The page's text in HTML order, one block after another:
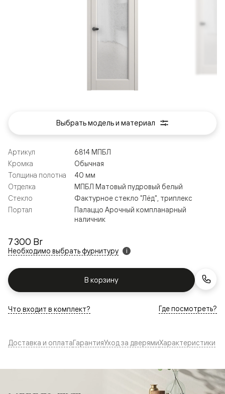
7 300 Br
Необходимо выбрать фурнитуру i
В корзину
Артикул
6814 МПБЛ
Кромка
Обычная
Толщина полотна
40 мм
Отделка
МПБЛ Матовый пудровый белый
Стекло
Фактурное стекло "Лёд", триплекс
Портал
Палаццо Арочный компланарный
наличник
Что входит в комплект? Где посмотреть?
Выбрать модель и материал
Доставка и оплатаГарантияУход за дверямиХарактеристики